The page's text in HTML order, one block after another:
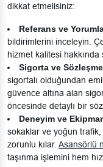
dikkat etmelisiniz:
Referans ve
bildirimlerini inceleyin.
hizmet kalitesi
Sigorta ve
sigortalı olduğundan
güvence altına alan
öncesinde detaylı bir
Deneyim ve
sokaklar ve yoğun
zorunlu kılar. Asansörlü
taşınma işlemini hem